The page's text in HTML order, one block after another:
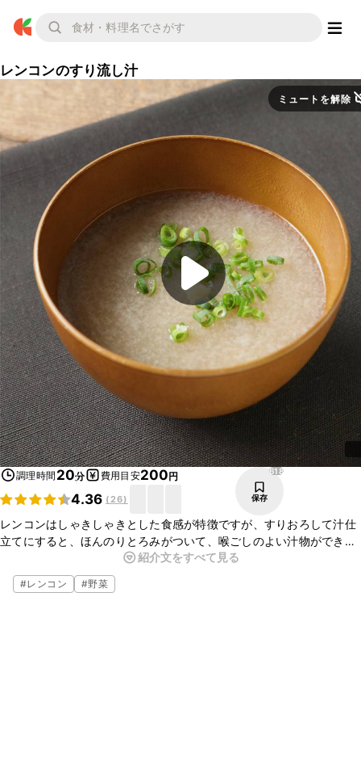
レンコンのすり流し汁
ミュートを解除
調理時間 20分 費用目安200円
4.36 (26)
618
保存
レンコンはしゃきしゃきとした食感が特徴ですが、すりおろして汁仕
立てにすると、ほんのりとろみがついて、喉ごしのよい汁物ができま
す。ぽかぽかと温まる優しい味の一品です。簡単なのでぜひ作ってみ
てくださいね。
紹介文をすべて見る
#レンコン #野菜